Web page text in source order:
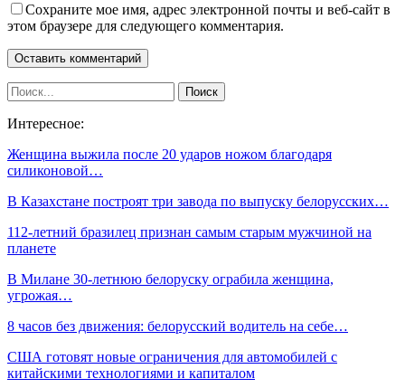
Сохраните мое имя, адрес электронной почты и веб-сайт в
этом браузере для следующего комментария.
Интересное:
Женщина выжила после 20 ударов ножом благодаря
силиконовой…
В Казахстане построят три завода по выпуску белорусских…
112-летний бразилец признан самым старым мужчиной на
планете
В Милане 30-летнюю белоруску ограбила женщина,
угрожая…
8 часов без движения: белорусский водитель на себе…
США готовят новые ограничения для автомобилей с
китайскими технологиями и капиталом